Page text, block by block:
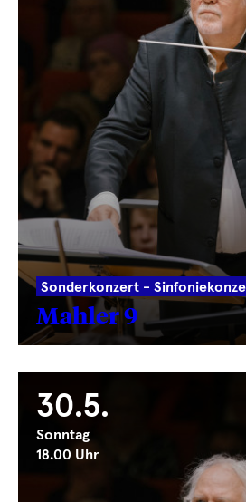
Sonderkonzert -
Mahler 9
30.5.
Sonntag
18.00 Uhr